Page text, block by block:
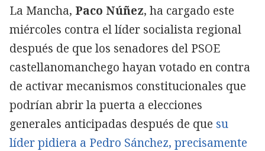
La Mancha, Paco Núñez, ha cargado este
miércoles contra el líder socialista regional
después de que los senadores del PSOE
castellanomanchego hayan votado en contra
de activar mecanismos constitucionales que
podrían abrir la puerta a elecciones
generales anticipadas después de que su
líder pidiera a Pedro Sánchez, precisamente